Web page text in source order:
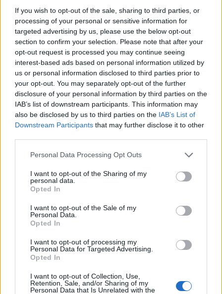
If you wish to opt-out of the sale, sharing to third parties, or
processing of your personal or sensitive information for
targeted advertising by us, please use the below opt-out
section to confirm your selection. Please note that after your
opt-out request is processed you may continue seeing
interest-based ads based on personal information utilized by
us or personal information disclosed to third parties prior to
your opt-out. You may separately opt-out of the further
disclosure of your personal information by third parties on the
IAB’s list of downstream participants. This information may
also be disclosed by us to third parties on the IAB’s List of
Downstream Participants that may further disclose it to other
Please note that this website/app uses one or more Google
not limited to your visit or usage behaviour. You may click to
grant or deny consent to Google and its third-party tags to
use your data for below specified purposes in below Google
consent section.
Personal Data Processing Opt Outs
I want to opt-out of the Sharing of my
personal data.
Opted In
I want to opt-out of the Sale of my
Personal Data.
Opted In
I want to opt-out of processing my
Personal Data for Targeted Advertising.
Opted In
I want to opt-out of Collection, Use,
Retention, Sale, and/or Sharing of my
Personal Data that Is Unrelated with the
Sangue, musica e solidarietà con Avis Olbia al
Delta Center
Meteo Olbia 9 agosto, temperature in calo
Salmo finisce in ospedale a Catania, ma il tour
va avanti: “Sicilia, ci sono”
Jovanotti, Gabry Ponte e Alfa: Olbia ombelico del
Giorgia Meloni a La Maddalena, la vicesindaco:
“Orgoglio e discrezione per visita privata̶…
A fuoco un deposito con bombole, intervento dei
vigili del fuoco a Rudalza